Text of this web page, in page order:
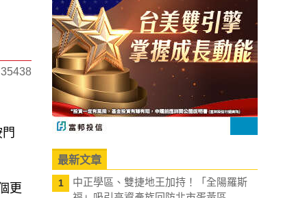
更
最新文章
1
中正學區、雙捷地王加持！「全陽羅斯